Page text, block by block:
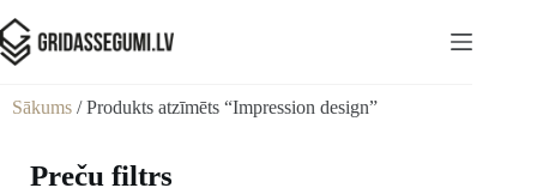
Sākums / Produkts atzīmēts “Impression design”
Preču filtrs